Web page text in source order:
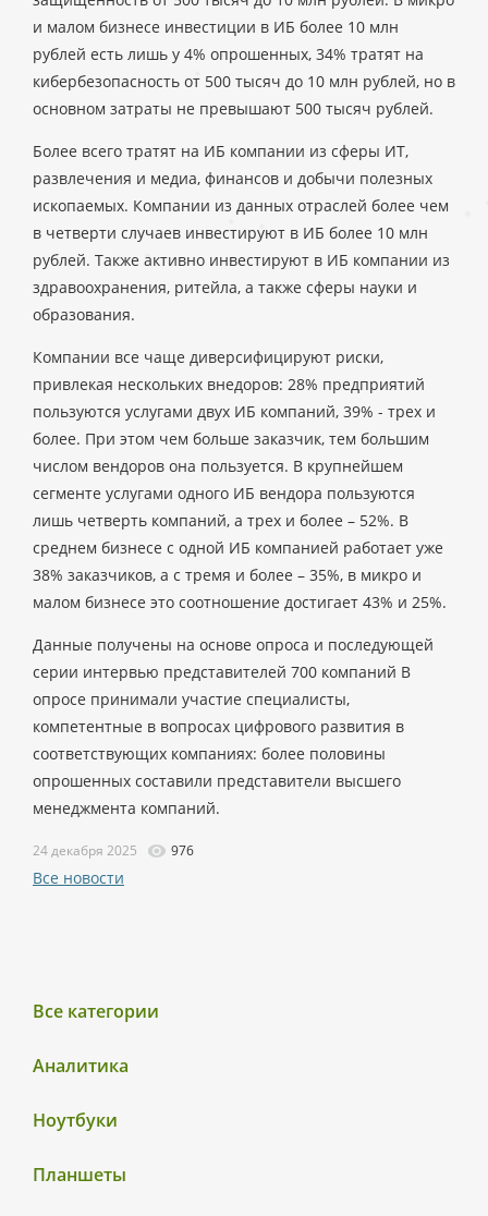
Все категории
Аналитика
Ноутбуки
Планшеты
и малом бизнесе инвестиции в ИБ более 10 млн
рублей есть лишь у 4% опрошенных, 34% тратят на
кибербезопасность от 500 тысяч до 10 млн рублей, но в
основном затраты не превышают 500 тысяч рублей.
Более всего тратят на ИБ компании из сферы ИТ,
развлечения и медиа, финансов и добычи полезных
ископаемых. Компании из данных отраслей более чем
в четверти случаев инвестируют в ИБ более 10 млн
рублей. Также активно инвестируют в ИБ компании из
здравоохранения, ритейла, а также сферы науки и
образования.
Компании все чаще диверсифицируют риски,
привлекая нескольких внедоров: 28% предприятий
пользуются услугами двух ИБ компаний, 39% - трех и
более. При этом чем больше заказчик, тем большим
числом вендоров она пользуется. В крупнейшем
сегменте услугами одного ИБ вендора пользуются
лишь четверть компаний, а трех и более – 52%. В
среднем бизнесе с одной ИБ компанией работает уже
38% заказчиков, а с тремя и более – 35%, в микро и
малом бизнесе это соотношение достигает 43% и 25%.
Данные получены на основе опроса и последующей
серии интервью представителей 700 компаний В
опросе принимали участие специалисты,
компетентные в вопросах цифрового развития в
соответствующих компаниях: более половины
опрошенных составили представители высшего
менеджмента компаний.
24 декабря 2025 976
Все новости